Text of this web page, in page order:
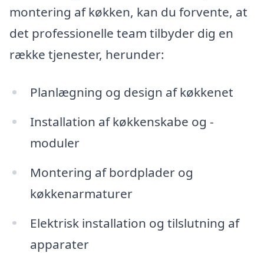
montering af køkken, kan du forvente, at
det professionelle team tilbyder dig en
række tjenester, herunder:
Planlægning og design af køkkenet
Installation af køkkenskabe og -
moduler
Montering af bordplader og
køkkenarmaturer
Elektrisk installation og tilslutning af
apparater